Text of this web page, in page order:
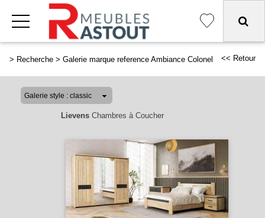
> Recherche > Galerie marque reference Ambiance Colonel << Retour
LievensChambres à Coucher